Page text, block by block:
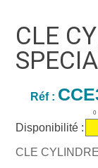
CLE
Réf :
Disponibilité :
0
CLE